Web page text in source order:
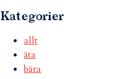
Kategorier
allt
äta
bära